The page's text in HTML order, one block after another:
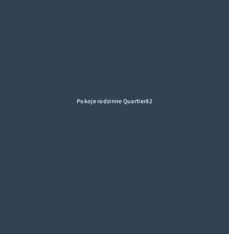
Pokoje rodzinne Quartier82